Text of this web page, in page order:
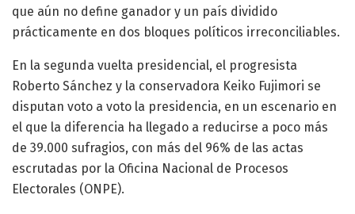
que aún no define ganador y un país dividido
prácticamente en dos bloques políticos irreconciliables.
En la segunda vuelta presidencial, el progresista
Roberto Sánchez y la conservadora Keiko Fujimori se
disputan voto a voto la presidencia, en un escenario en
el que la diferencia ha llegado a reducirse a poco más
de 39.000 sufragios, con más del 96% de las actas
escrutadas por la Oficina Nacional de Procesos
Electorales (ONPE).